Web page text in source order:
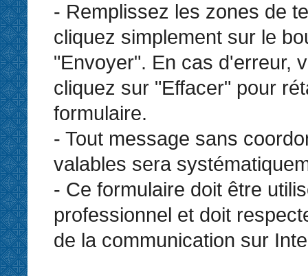
- Remplissez les zones de
cliquez simplement sur le
"Envoyer". En cas d'erreur,
cliquez sur "Effacer" pour
formulaire.
- Tout message sans
valables sera
- Ce formulaire doit être
professionnel et doit
de la communication sur